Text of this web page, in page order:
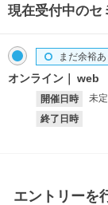
現在受付中のセ
オンライン web
開催日時
未定
終了日時
まだ余裕あ
エントリーを